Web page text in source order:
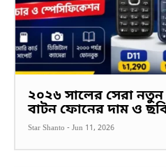
২০২৬ সালের সেরা নতুন
বাটন ফোনের দাম ও
Star Shanto - Jun 11, 2026